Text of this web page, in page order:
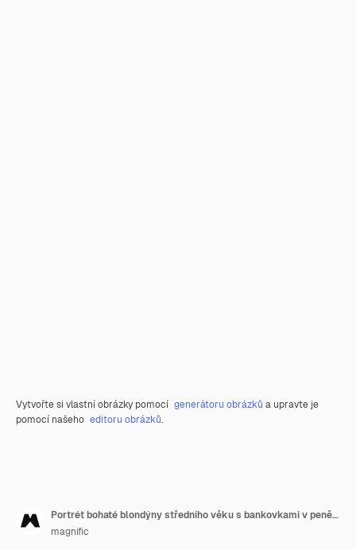
Vytvořte si vlastní obrázky pomocí generátoru obrázků a upravte je
pomocí našeho editoru obrázků.
Portrét bohaté blondýny středního věku s bankovkami v peněžence
magnific